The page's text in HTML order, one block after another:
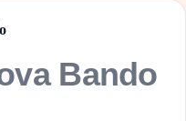
Bando